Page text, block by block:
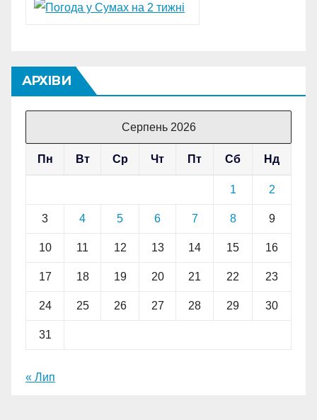
АРХІВИ
Серпень 2026
Пн Вт Ср Чт Пт Сб Нд
1 2
3 4 5 6 7 8 9
10 11 12 13 14 15 16
17 18 19 20 21 22 23
24 25 26 27 28 29 30
31
« Лип